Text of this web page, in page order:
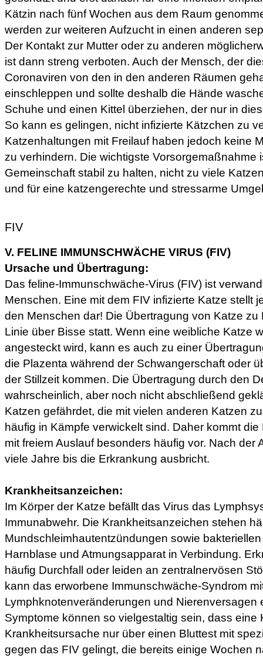
Kätzin nach fünf Wochen aus dem Raum
werden zur weiteren Aufzucht in einen anderen
Der Kontakt zur Mutter oder zu anderen
ist dann streng verboten. Auch der Mensch, der
Coronaviren von den in den anderen Räumen
einschleppen und sollte deshalb die Hände
Schuhe und einen Kittel überziehen, der nur in
So kann es gelingen, nicht infizierte Kätzchen zu
Katzenhaltungen mit Freilauf haben jedoch keine
zu verhindern. Die wichtigste Vorsorgemaßnahme
Gemeinschaft stabil zu halten, nicht zu viele
und für eine katzengerechte und stressarme
FIV
V. FELINE IMMUNSCHWÄCHE VIRUS (FIV)
Ursache und Übertragung:
Das feline-Immunschwäche-Virus (FIV) ist
Menschen. Eine mit dem FIV infizierte Katze stellt
den Menschen dar! Die Übertragung von Katze zu
Linie über Bisse statt. Wenn eine weibliche Katze
angesteckt wird, kann es auch zu einer
die Plazenta während der Schwangerschaft oder
der Stillzeit kommen. Die Übertragung durch den
wahrscheinlich, aber noch nicht abschließend
Katzen gefährdet, die mit vielen anderen Katzen
häufig in Kämpfe verwickelt sind. Daher kommt
mit freiem Auslauf besonders häufig vor. Nach der
viele Jahre bis die Erkrankung ausbricht.
Krankheitsanzeichen:
Im Körper der Katze befällt das Virus das
Immunabwehr. Die Krankheitsanzeichen stehen
Mundschleimhautentzündungen sowie
Harnblase und Atmungsapparat in Verbindung.
häufig Durchfall oder leiden an zentralnervösen
kann das erworbene Immunschwäche-Syndrom
Lymphknotenveränderungen und Nierenversagen
Symptome können so vielgestaltig sein, dass eine
Krankheitsursache nur über einen Bluttest mit
gegen das FIV gelingt, die bereits einige Wochen